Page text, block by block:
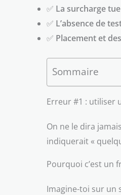
✅ La surcharge
✅ L’absence de
✅ Placement et
Sommaire
Erreur #1 : utiliser
On ne le dira
indiquerait «
Pourquoi c’est un
Imagine-toi sur un